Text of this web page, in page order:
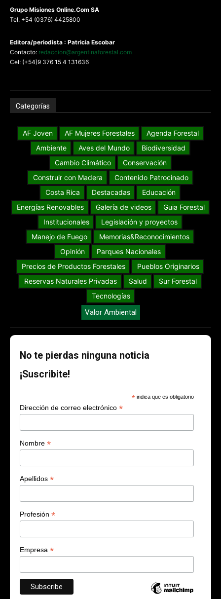
Grupo Misiones Online.Com SA
Tel: +54 (0376) 4425800
Editora/periodista : Patricia Escobar
Contacto: redaccion@argentinaforestal.com
Cel: (+54)9 376 15 4 131636
Categorías
AF Joven AF Mujeres Forestales
Agenda Forestal
Ambiente
Aves del Mundo
Biodiversidad
Cambio Climático
Conservación
Construir con Madera
Contenido Patrocinado
Costa Rica
Destacadas
Educación
Energías Renovables
Galería de videos
Guia Forestal
Institucionales
Legislación y proyectos
Manejo de Fuego
Memorias&Reconocimientos
Opinión
Parques Nacionales
Precios de Productos Forestales
Pueblos Originarios
Reservas Naturales Privadas
Salud
Sur Forestal
Tecnologías
Valor Ambiental
No te pierdas ninguna noticia
¡Suscribite!
* indica que es obligatorio
Dirección de correo electrónico *
Nombre *
Apellidos *
Profesión *
Empresa *